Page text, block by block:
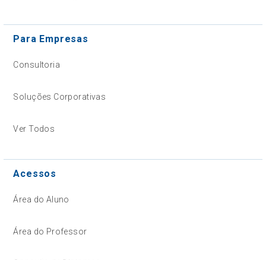
Para Empresas
Consultoria
Soluções Corporativas
Ver Todos
Acessos
Área do Aluno
Área do Professor